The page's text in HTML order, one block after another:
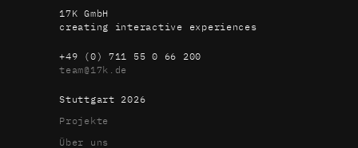
17K GmbH
creating interactive experiences
+49 (0) 711 55 0 66 200
team@17k.de
Stuttgart 2026
Projekte
Über uns